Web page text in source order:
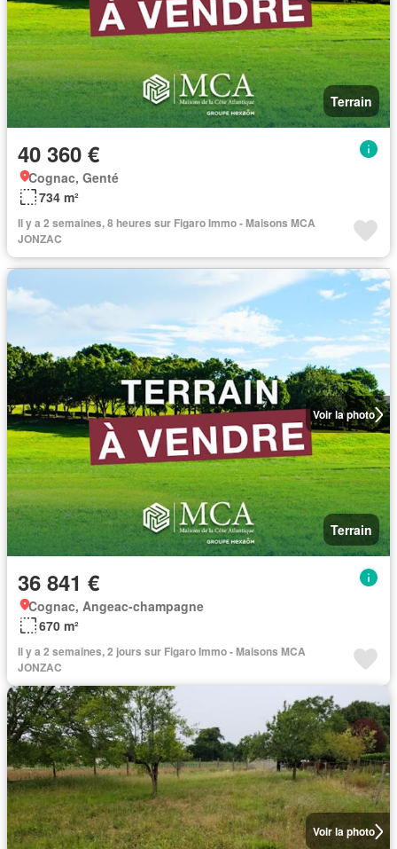
Terrain
40 360 €
Cognac, Genté
734 m²
Il y a 2 semaines, 8 heures sur Figaro Immo - Maisons MCA
JONZAC
Voir la photo
Terrain
36 841 €
Cognac, Angeac-champagne
670 m²
Il y a 2 semaines, 2 jours sur Figaro Immo - Maisons MCA
JONZAC
Voir la photo